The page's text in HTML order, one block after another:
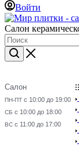
Войти
Салон
Салон
ПН-ПТ с 10:00 до 19:00
СБ с 10:00 до 18:00
ВС с 11:00 до 17:00